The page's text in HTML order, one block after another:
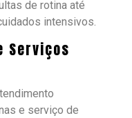
de rotina até
intensivos.
Serviços
e serviço de